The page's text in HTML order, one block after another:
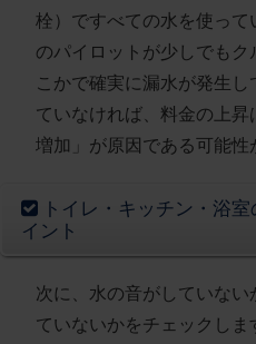
栓）ですべての水を使って
のパイロットが少しでも
こかで確実に漏水が発生
ていなければ、料金の上
増加」が原因である可能性
トイレ・キッチン・浴
イント
次に、水の音がしていな
ていないかをチェックし